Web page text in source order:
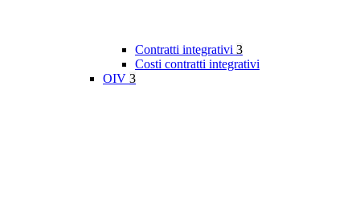
Contratti integrativi 3
Costi contratti integrativi
OIV 3